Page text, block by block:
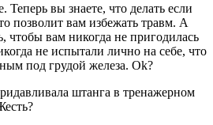
Теперь вы знаете, что делать если
позволит вам избежать травм. А
чтобы вам никогда не пригодилась
не испытали лично на себе, что
под грудой железа. Ok?
штанга в тренажерном